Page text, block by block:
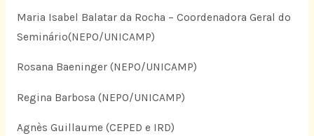
Maria Isabel Balatar da Rocha – Coordenadora Geral do
Seminário(NEPO/UNICAMP)
Rosana Baeninger (NEPO/UNICAMP)
Regina Barbosa (NEPO/UNICAMP)
Agnès Guillaume (CEPED e IRD)